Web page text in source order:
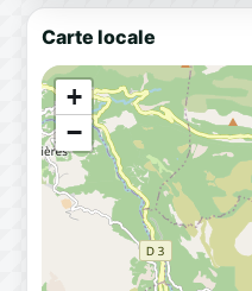
Carte locale
+
−